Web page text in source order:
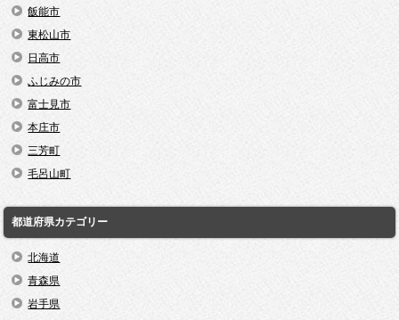
飯能市
東松山市
日高市
ふじみの市
富士見市
本庄市
三芳町
毛呂山町
都道府県カテゴリー
北海道
青森県
岩手県